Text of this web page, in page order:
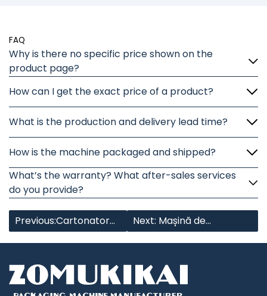
FAQ
Why is there no specific price shown on the
product page?
How can I get the exact price of a product?
What is the production and delivery lead time?
How is the machine packaged and shipped?
What’s the warranty? What after-sales services
do you provide?
Previous:Cartonator
compact automat
Next: Mașină de
supraîmpachetat film